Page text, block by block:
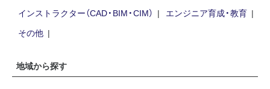
インストラクター（CAD・BIM・CIM）
エンジニア育成・教育
その他
地域から探す